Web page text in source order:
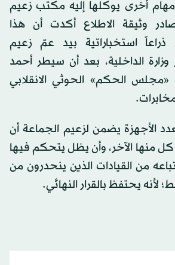
مهام أخرى يوكلها إليه مكتب زعيم
وثيقة الاطلاع أكدت أن هذا
استخباراتية بيد عمّ زعيم
وزارة الداخلية، بعد أن سيطر أحمد
الحكم» الحوثي الانقلابي
الأجهزة يضمن لزعيم الجماعة أن
كل منها الآخر، وأن يظل يتحكم فيها
من القيادات الذين ينحدرون من
يحتفظ بالقرار النهائي.